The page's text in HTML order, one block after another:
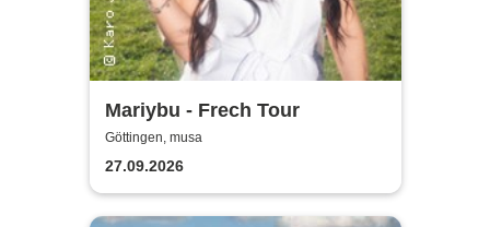
Mariybu - Frech Tour
Göttingen, musa
27.09.2026